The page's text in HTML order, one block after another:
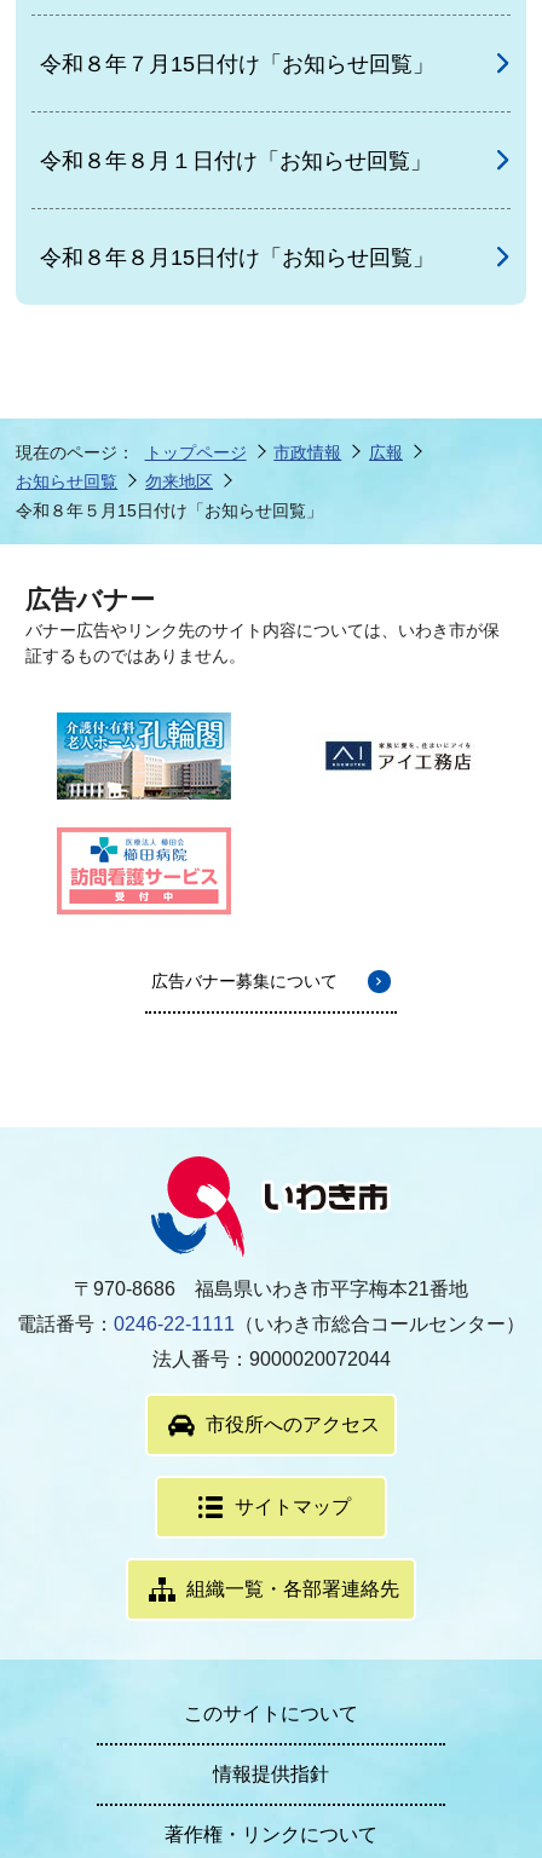
令和８年７月15日付け「お知らせ回覧」
令和８年８月１日付け「お知らせ回覧」
令和８年８月15日付け「お知らせ回覧」
現在のページ： トップページ 市政情報
広報
お知らせ回覧
勿来地区
令和８年５月15日付け「お知らせ回覧」
広告バナー
バナー広告やリンク先のサイト内容については、いわき市が保
証するものではありません。
広告バナー募集について
〒970-8686 福島県いわき市平字梅本21番地
電話番号： 0246-22-1111 （いわき市総合コールセンター）
法人番号：9000020072044
市役所へのアクセス
サイトマップ
組織一覧・各部署連絡先
このサイトについて
情報提供指針
著作権・リンクについて